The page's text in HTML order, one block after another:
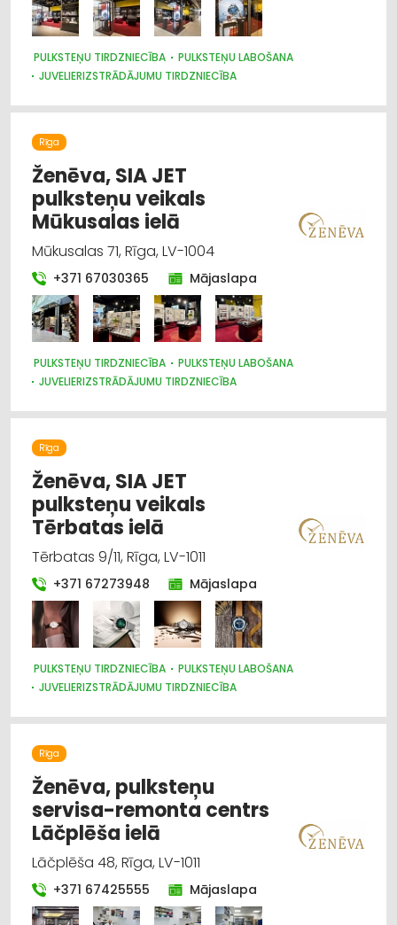
INSTRUMENTU UN DARBARĪKU LABOŠANA, SERVISS
KRĀSAS, LAKAS, BŪVĶĪMIJA: VAIRUMTIRDZNIECĪBA
KRĀSAS, LAKAS, BŪVĶĪMIJA: TIRDZNIECĪBA
VENTILĀCIJAS UN KONDICIONĒŠANAS SISTĒMAS UN IEKĀRTAS
AGROĶĪMIJA, MĒSLOŠANAS LĪDZEKĻI
PULKSTEŅU TIRDZNIECĪBA
PULKSTEŅU LABOŠANA
JUVELIERIZSTRĀDĀJUMU TIRDZNIECĪBA
Rīga
Ženēva, SIA JET
pulksteņu veikals
Mūkusalas ielā
Mūkusalas 71, Rīga, LV-1004
+371 67030365 Mājaslapa
PULKSTEŅU TIRDZNIECĪBA
PULKSTEŅU LABOŠANA
JUVELIERIZSTRĀDĀJUMU TIRDZNIECĪBA
Rīga
Ženēva, SIA JET
pulksteņu veikals
Tērbatas ielā
Tērbatas 9/11, Rīga, LV-1011
+371 67273948 Mājaslapa
PULKSTEŅU TIRDZNIECĪBA
PULKSTEŅU LABOŠANA
JUVELIERIZSTRĀDĀJUMU TIRDZNIECĪBA
Rīga
Ženēva, pulksteņu
servisa-remonta centrs
Lāčplēša ielā
Lāčplēša 48, Rīga, LV-1011
+371 67425555 Mājaslapa